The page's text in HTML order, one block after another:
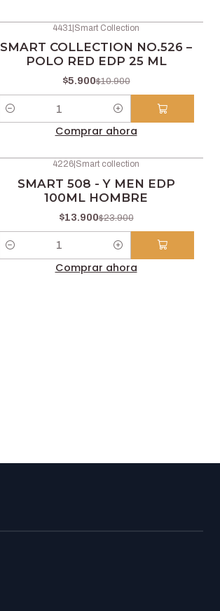
4431 Smart Collection
SMART COLLECTION NO.526 –
POLO RED EDP 25 ML
$5.900$10.900
Comprar ahora
4226 Smart collection
SMART 508 - Y MEN EDP
100ML HOMBRE
$13.900$23.900
Cantidad
Comprar ahora